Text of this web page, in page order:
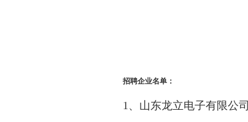
招聘企业名单：
1、山东龙立电子有限公司